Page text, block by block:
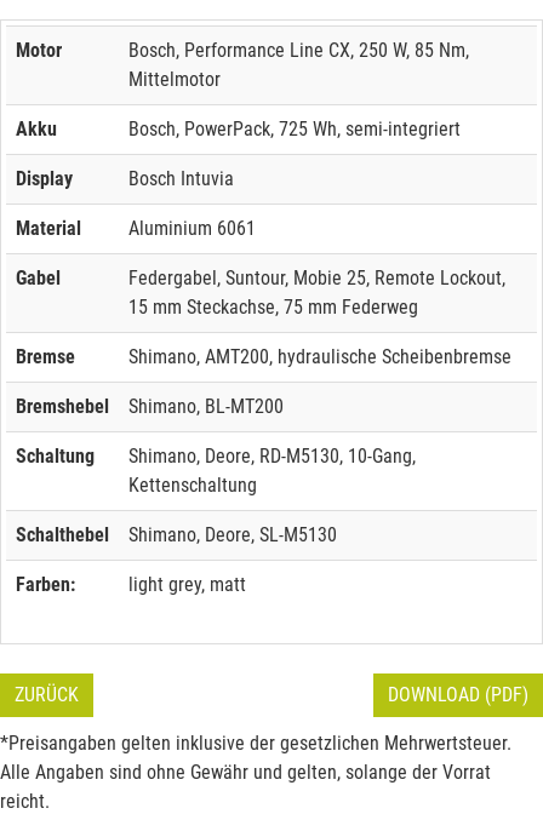
Motor
Bosch, Performance Line CX, 250 W, 85 Nm,
Mittelmotor
Akku Bosch, PowerPack, 725 Wh, semi-integriert
Display Bosch Intuvia
Material Aluminium 6061
Gabel
Federgabel, Suntour, Mobie 25, Remote Lockout,
15 mm Steckachse, 75 mm Federweg
Bremse Shimano, AMT200, hydraulische Scheibenbremse
Bremshebel Shimano, BL-MT200
Schaltung
Shimano, Deore, RD-M5130, 10-Gang,
Kettenschaltung
Schalthebel Shimano, Deore, SL-M5130
Farben: light grey, matt
ZURÜCK DOWNLOAD (PDF)
*Preisangaben gelten inklusive der gesetzlichen Mehrwertsteuer.
Alle Angaben sind ohne Gewähr und gelten, solange der Vorrat
reicht.